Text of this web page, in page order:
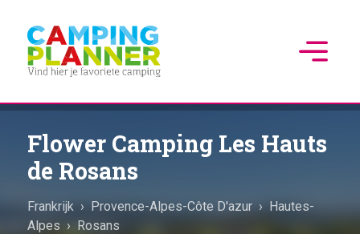
Flower Camping Les Hauts
de Rosans
Frankrijk › Provence-Alpes-Côte D'azur › Hautes-
Alpes › Rosans